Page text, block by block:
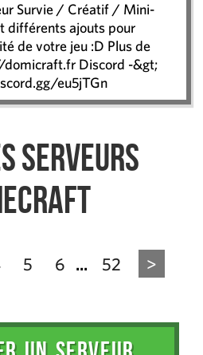
Survie / Créatif / Mini-
différents ajouts pour
de votre jeu :D Plus de
Discord -&gt;
eu5jTGn
serveurs
5 6 ... 52 >